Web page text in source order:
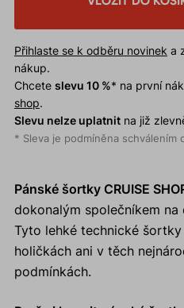
Přihlaste se k odběru novinek a
nákup.
Chcete slevu 10 %* na první
shop.
Slevu nelze uplatnitna již
* Sleva je podmíněna
Pánské šortky CRUISE
dokonalým společníkem
Tyto lehké technické šortky
holičkách ani v těch
podmínkách.